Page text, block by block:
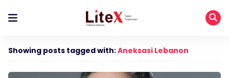
Showing posts tagged with:Aneksasi Lebanon